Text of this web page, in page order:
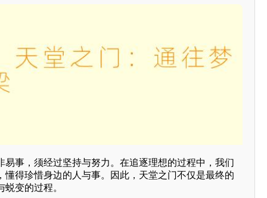
易事，须经过坚持与努力。在追逐理想的过程中，我们
懂得珍惜身边的人与事。因此，天堂之门不仅是最终的
变的过程。